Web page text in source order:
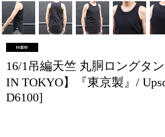
16/1吊編天竺 丸胴ロングタ
IN TOKYO】『東京製』/
D6100]